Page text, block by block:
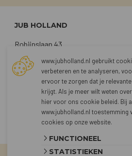
JUB HOLLAND
Robijnslaan 43
2211 TG Noordwijkerhout
+31 (0)252 373762
sales@jubholland.nl
CONTACT
www.jubholland.nl gebruikt
verbeteren en te analyseren,
ervoor te zorgen dat je
krijgt. Als je meer wilt weten
hier voor ons cookie beleid. Bij
www.jubholland.nl toestemming
cookies op onze website.
FUNCTIONEEL
STATISTIEKEN